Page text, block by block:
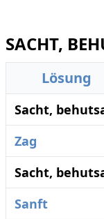
SACHT,
Lösung
Sacht,
Zag
Sacht,
Sanft